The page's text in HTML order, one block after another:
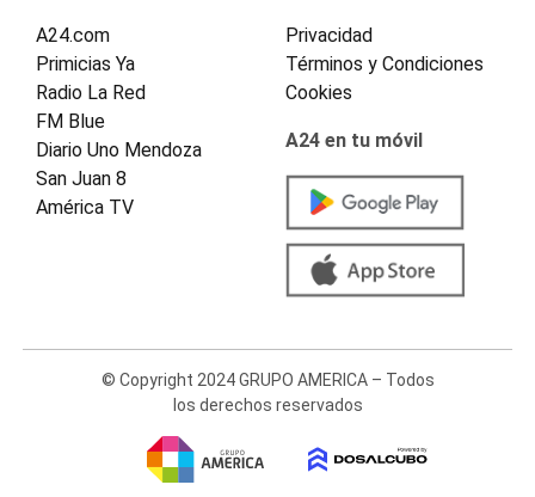
A24.com
Primicias Ya
Radio La Red
FM Blue
Diario Uno Mendoza
San Juan 8
América TV
Privacidad
Términos y Condiciones
Cookies
A24 en tu móvil
© Copyright 2024 GRUPO AMERICA – Todos
los derechos reservados